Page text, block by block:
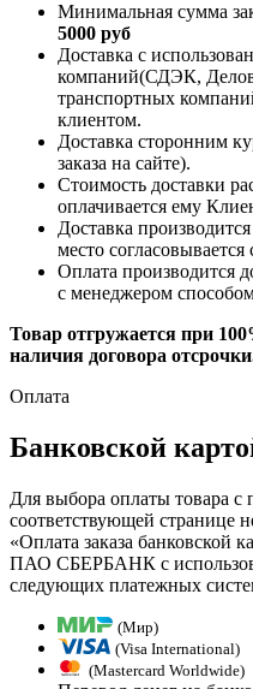
Минимальная сумма
5000 руб
Доставка с
компаний(СДЭК,
транспортных
клиентом.
Доставка сторонним
заказа на сайте).
Стоимость доставки
оплачивается ему
Доставка
место
Оплата производится
с менеджером
Товар отгружается при
наличия договора
Оплата
Банковской
Для выбора оплаты товара
соответствующей странице
«Оплата заказа банковской
ПАО СБЕРБАНК с
следующих платежных
(Мир)
(Visa International)
(Mastercard Worldwide)